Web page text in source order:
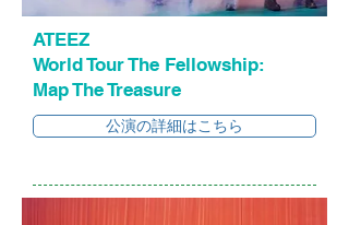
ATEEZ
World Tour The Fellowship:
Map The Treasure
公演の詳細はこちら